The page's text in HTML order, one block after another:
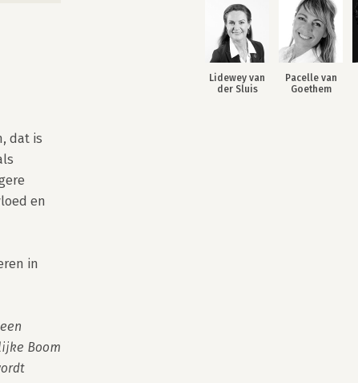
dat is
en
in
Boom
Lidewey van
der Sluis
Pacelle van
Goethem